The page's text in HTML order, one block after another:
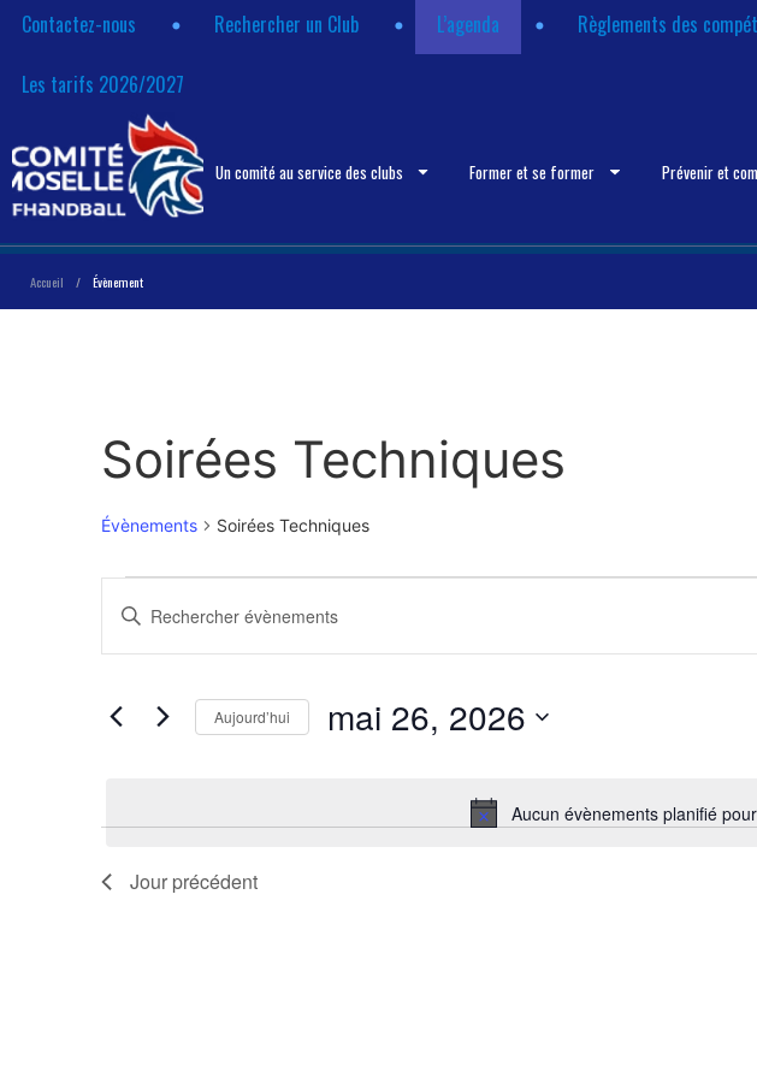
Contactez-nous Rechercher un Club L’agenda Règlements des
Les tarifs 2026/2027
Un comité au service des clubs Former et se former Prévenir et
Accueil / Évènement
Soirées Techniques
Évènements Soirées Techniques
Aucun évènements planifié
Recherche
et
navigation
de
Évènements
Saisir
mot-
Rechercher
mot-
Aujourd’hui mai 26, 2026
Jour précédent